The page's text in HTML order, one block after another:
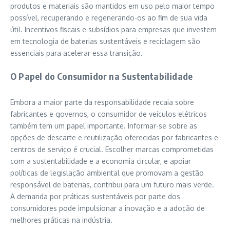
produtos e materiais são mantidos em uso pelo maior tempo
possível, recuperando e regenerando-os ao fim de sua vida
útil. Incentivos fiscais e subsídios para empresas que investem
em tecnologia de baterias sustentáveis e reciclagem são
essenciais para acelerar essa transição.
O Papel do Consumidor na Sustentabilidade
Embora a maior parte da responsabilidade recaia sobre
fabricantes e governos, o consumidor de veículos elétricos
também tem um papel importante. Informar-se sobre as
opções de descarte e reutilização oferecidas por fabricantes e
centros de serviço é crucial. Escolher marcas comprometidas
com a sustentabilidade e a economia circular, e apoiar
políticas de legislação ambiental que promovam a gestão
responsável de baterias, contribui para um futuro mais verde.
A demanda por práticas sustentáveis por parte dos
consumidores pode impulsionar a inovação e a adoção de
melhores práticas na indústria.